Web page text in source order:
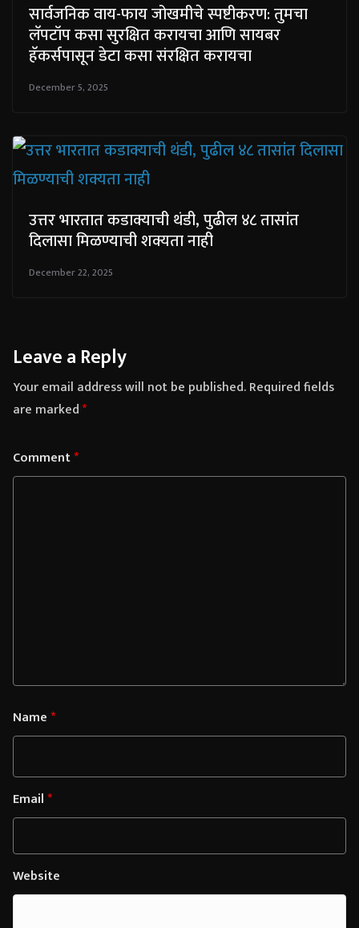
सार्वजनिक वाय-फाय जोखमीचे स्पष्टीकरण: तुमचा
लॅपटॉप कसा सुरक्षित करायचा आणि सायबर
हॅकर्सपासून डेटा कसा संरक्षित करायचा
December 5, 2025
उत्तर भारतात कडाक्याची थंडी, पुढील ४८ तासांत
दिलासा मिळण्याची शक्यता नाही
December 22, 2025
Leave a Reply
Your email address will not be published.Required fields
are marked*
Comment*
Name*
Email*
Website